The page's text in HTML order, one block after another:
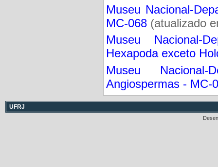
Museu Nacional-
MC-068 (atualizado
Museu Nacional-
Hexapoda exceto
Museu Nacional-
Angiospermas - MC-
UFRJ